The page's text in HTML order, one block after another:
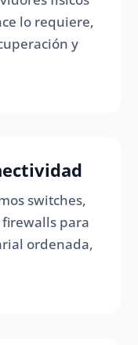
lo requiere,
y
switches,
firewalls para
ordenada,